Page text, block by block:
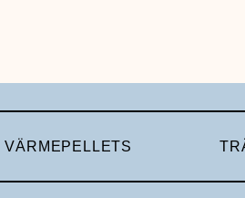
VÄRMEPELLETS